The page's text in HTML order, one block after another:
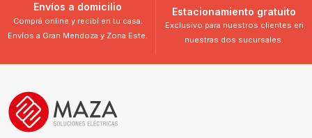
Envíos a domicilio
Comprá online y recibí en tu casa.
Envíos a Gran Mendoza y Zona Este.
Estacionamiento gratuito
Exclusivo para nuestros clientes en
nuestras dos sucursales.